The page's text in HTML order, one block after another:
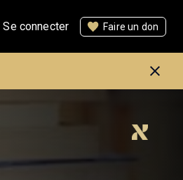
Se connecter Faire un don